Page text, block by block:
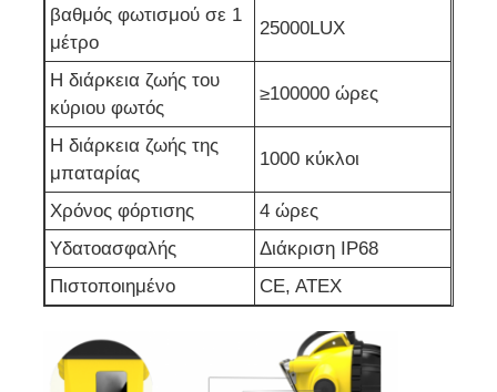
οδηγημένο προειδοποιώντας φως
Φορητή παροχή ηλεκτρικού ρεύματος ενεργειακής
LED High Bay Light
βαθμός φωτισμού σε 1
μέτρο
25000LUX
Η διάρκεια ζωής του
κύριου φωτός
≥100000 ώρες
Η διάρκεια ζωής της
μπαταρίας
1000 κύκλοι
Χρόνος φόρτισης
4 ώρες
Υδατοασφαλής
Διάκριση IP68
Πιστοποιημένο
CE, ATEX